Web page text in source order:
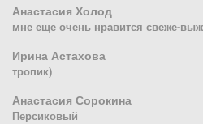
Анастасия Холод
мне еще очень нравится свеже-
Ирина Астахова
тропик)
Анастасия Сорокина
Персиковый